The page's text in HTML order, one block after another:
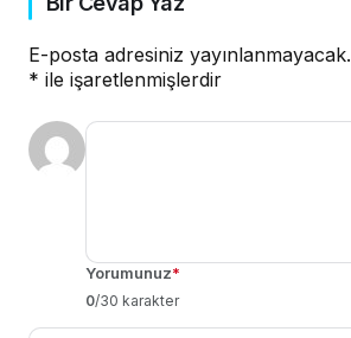
E-posta adresiniz yayınlanmayacak.
* ile işaretlenmişlerdir
Yorumunuz*
0/30 karakter